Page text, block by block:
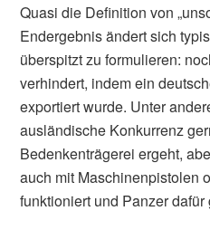
Quasi die Definition von
Endergebnis ändert sich
überspitzt zu formulieren:
verhindert, indem ein
exportiert wurde. Unter
ausländische Konkurrenz
Bedenkenträgerei ergeht,
auch mit Maschinenpistolen
funktioniert und Panzer